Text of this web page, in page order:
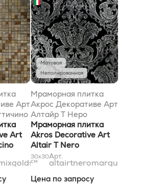
Арт
Art
Mix
Матовая
Неполированная
Мраморная плитка
Акрос Декоративе Арт
Алтайр T Неро
Марквиниа Сильвер
30,5x30,5
Мраморная плитка
Akros Decorative Art
Altair T Nero
Marquinia Silver
30,5x30,5
30x30
см
Арт.
Цена по запросу